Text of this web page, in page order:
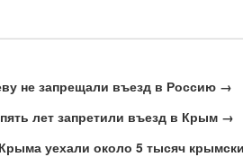
не запрещали въезд в Россию →
лет запретили въезд в Крым →
уехали около 5 тысяч